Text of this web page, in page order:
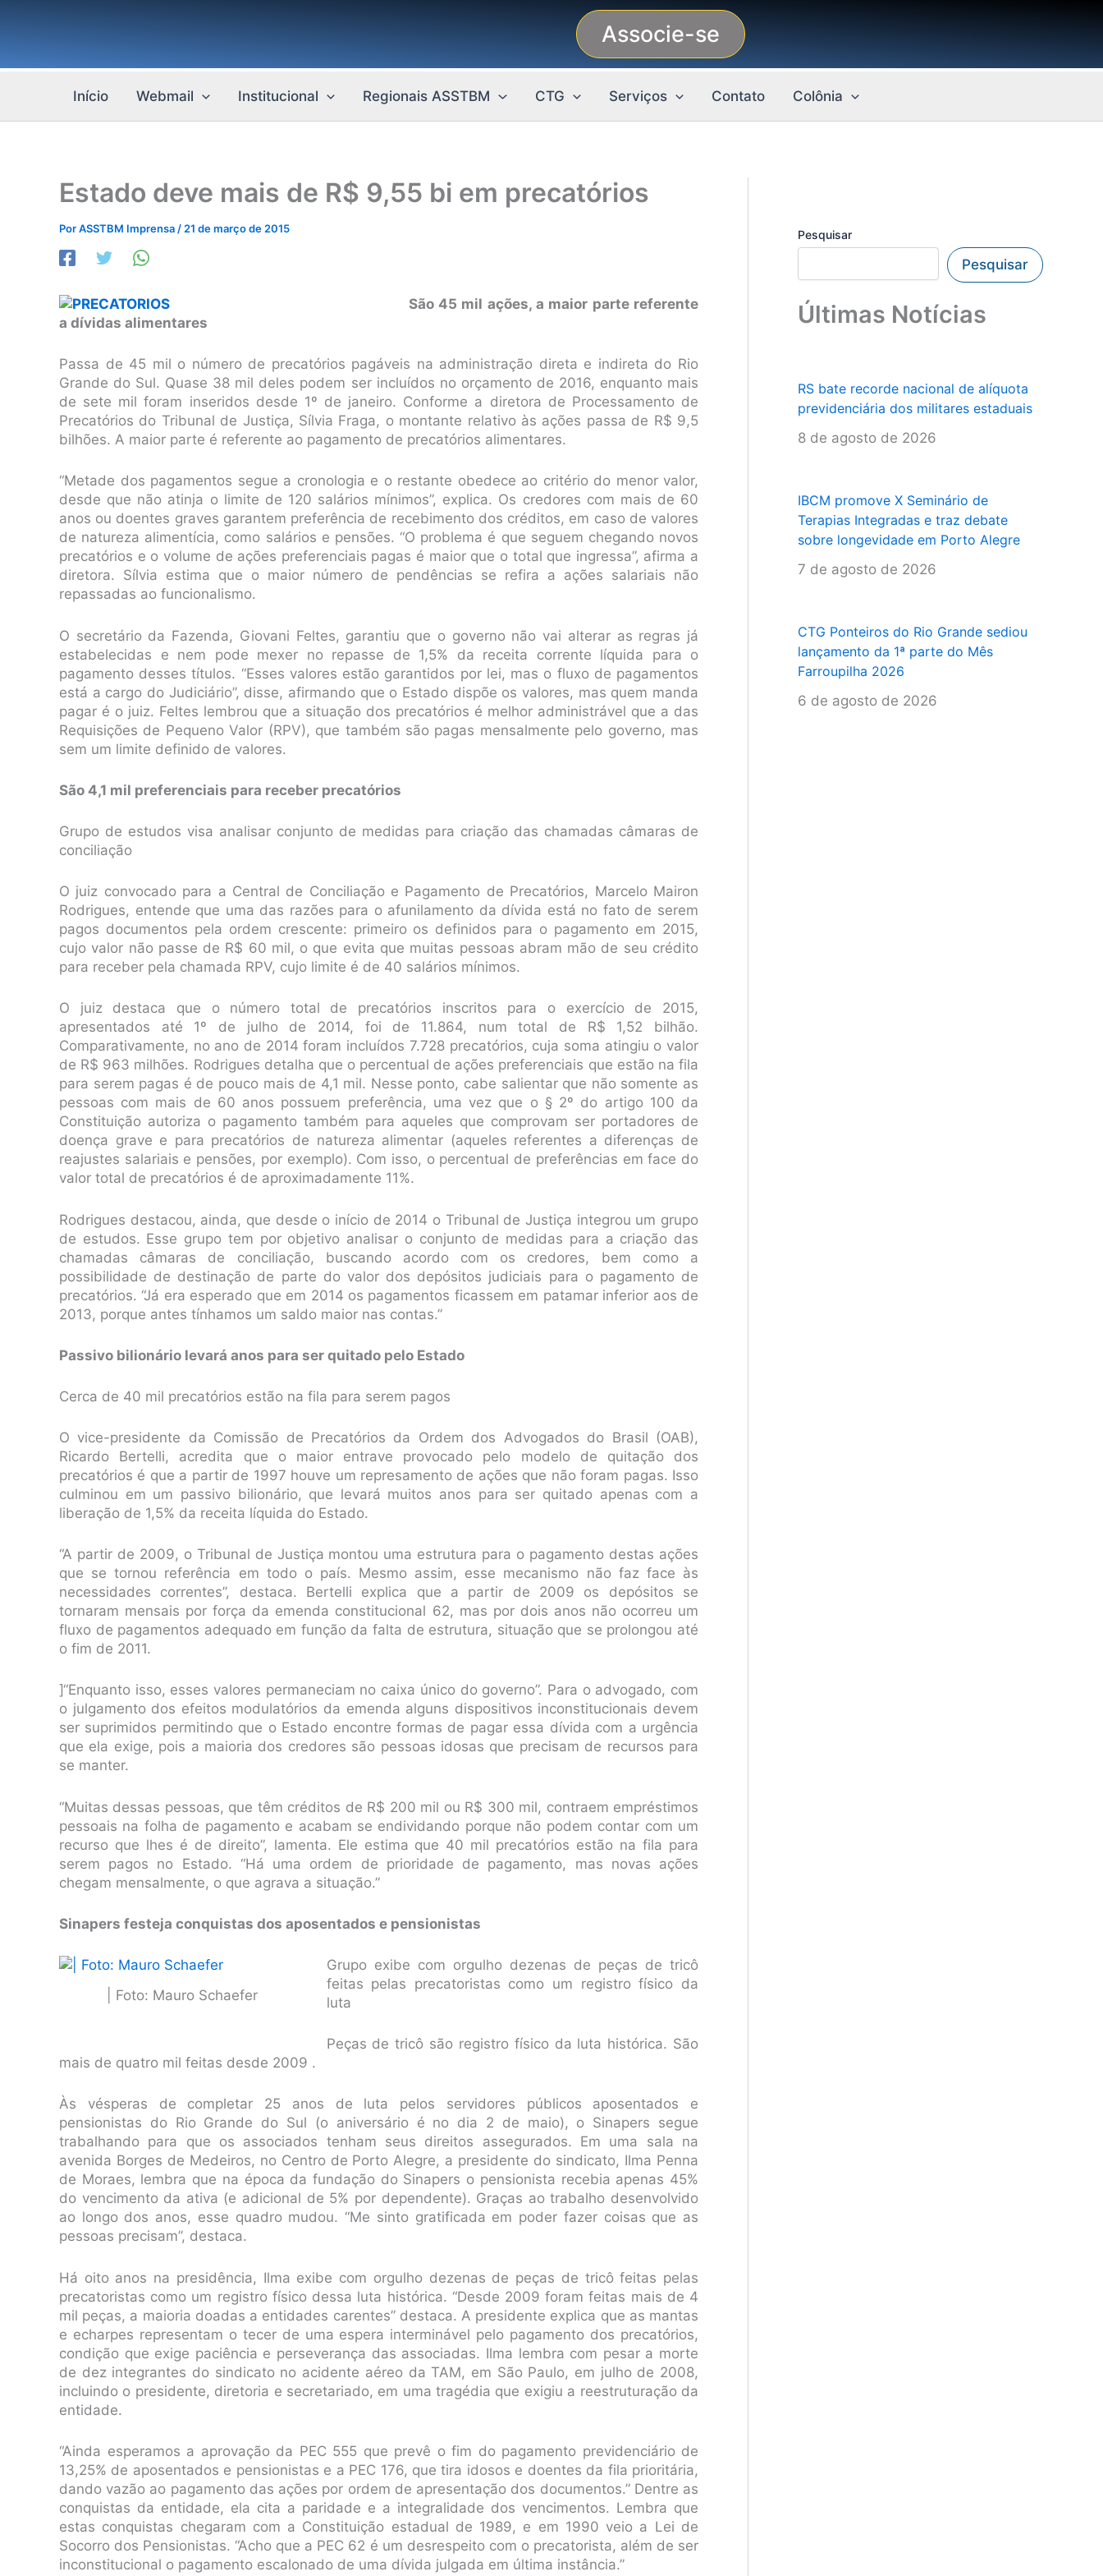
conteúdo
Associe-se
Início Webmail Institucional Regionais ASSTBM CTG Serviços Contato Colônia
Estado deve mais de R$ 9,55 bi em precatórios
PorASSTBM Imprensa / 21 de março de 2015
São 45 mil ações, a maior parte referente
a dívidas alimentares
Passa de 45 mil o número de precatórios pagáveis na administração direta e indireta do Rio
Grande do Sul. Quase 38 mil deles podem ser incluídos no orçamento de 2016, enquanto mais
de sete mil foram inseridos desde 1º de janeiro. Conforme a diretora de Processamento de
Precatórios do Tribunal de Justiça, Sílvia Fraga, o montante relativo às ações passa de R$ 9,5
bilhões. A maior parte é referente ao pagamento de precatórios alimentares.
“Metade dos pagamentos segue a cronologia e o restante obedece ao critério do menor valor,
desde que não atinja o limite de 120 salários mínimos”, explica. Os credores com mais de 60
anos ou doentes graves garantem preferência de recebimento dos créditos, em caso de valores
de natureza alimentícia, como salários e pensões. “O problema é que seguem chegando novos
precatórios e o volume de ações preferenciais pagas é maior que o total que ingressa”, afirma a
diretora. Sílvia estima que o maior número de pendências se refira a ações salariais não
repassadas ao funcionalismo.
O secretário da Fazenda, Giovani Feltes, garantiu que o governo não vai alterar as regras já
estabelecidas e nem pode mexer no repasse de 1,5% da receita corrente líquida para o
pagamento desses títulos. “Esses valores estão garantidos por lei, mas o fluxo de pagamentos
está a cargo do Judiciário”, disse, afirmando que o Estado dispõe os valores, mas quem manda
pagar é o juiz. Feltes lembrou que a situação dos precatórios é melhor administrável que a das
Requisições de Pequeno Valor (RPV), que também são pagas mensalmente pelo governo, mas
sem um limite definido de valores.
São 4,1 mil preferenciais para receber precatórios
Grupo de estudos visa analisar conjunto de medidas para criação das chamadas câmaras de
conciliação
O juiz convocado para a Central de Conciliação e Pagamento de Precatórios, Marcelo Mairon
Rodrigues, entende que uma das razões para o afunilamento da dívida está no fato de serem
pagos documentos pela ordem crescente: primeiro os definidos para o pagamento em 2015,
cujo valor não passe de R$ 60 mil, o que evita que muitas pessoas abram mão de seu crédito
para receber pela chamada RPV, cujo limite é de 40 salários mínimos.
O juiz destaca que o número total de precatórios inscritos para o exercício de 2015,
apresentados até 1º de julho de 2014, foi de 11.864, num total de R$ 1,52 bilhão.
Comparativamente, no ano de 2014 foram incluídos 7.728 precatórios, cuja soma atingiu o valor
de R$ 963 milhões. Rodrigues detalha que o percentual de ações preferenciais que estão na fila
para serem pagas é de pouco mais de 4,1 mil. Nesse ponto, cabe salientar que não somente as
pessoas com mais de 60 anos possuem preferência, uma vez que o § 2º do artigo 100 da
Constituição autoriza o pagamento também para aqueles que comprovam ser portadores de
doença grave e para precatórios de natureza alimentar (aqueles referentes a diferenças de
reajustes salariais e pensões, por exemplo). Com isso, o percentual de preferências em face do
valor total de precatórios é de aproximadamente 11%.
Rodrigues destacou, ainda, que desde o início de 2014 o Tribunal de Justiça integrou um grupo
de estudos. Esse grupo tem por objetivo analisar o conjunto de medidas para a criação das
chamadas câmaras de conciliação, buscando acordo com os credores, bem como a
possibilidade de destinação de parte do valor dos depósitos judiciais para o pagamento de
precatórios. “Já era esperado que em 2014 os pagamentos ficassem em patamar inferior aos de
2013, porque antes tínhamos um saldo maior nas contas.”
Passivo bilionário levará anos para ser quitado pelo Estado
Cerca de 40 mil precatórios estão na fila para serem pagos
O vice-presidente da Comissão de Precatórios da Ordem dos Advogados do Brasil (OAB),
Ricardo Bertelli, acredita que o maior entrave provocado pelo modelo de quitação dos
precatórios é que a partir de 1997 houve um represamento de ações que não foram pagas. Isso
culminou em um passivo bilionário, que levará muitos anos para ser quitado apenas com a
liberação de 1,5% da receita líquida do Estado.
“A partir de 2009, o Tribunal de Justiça montou uma estrutura para o pagamento destas ações
que se tornou referência em todo o país. Mesmo assim, esse mecanismo não faz face às
necessidades correntes”, destaca. Bertelli explica que a partir de 2009 os depósitos se
tornaram mensais por força da emenda constitucional 62, mas por dois anos não ocorreu um
fluxo de pagamentos adequado em função da falta de estrutura, situação que se prolongou até
o fim de 2011.
]“Enquanto isso, esses valores permaneciam no caixa único do governo”. Para o advogado, com
o julgamento dos efeitos modulatórios da emenda alguns dispositivos inconstitucionais devem
ser suprimidos permitindo que o Estado encontre formas de pagar essa dívida com a urgência
que ela exige, pois a maioria dos credores são pessoas idosas que precisam de recursos para
se manter.
“Muitas dessas pessoas, que têm créditos de R$ 200 mil ou R$ 300 mil, contraem empréstimos
pessoais na folha de pagamento e acabam se endividando porque não podem contar com um
recurso que lhes é de direito”, lamenta. Ele estima que 40 mil precatórios estão na fila para
serem pagos no Estado. “Há uma ordem de prioridade de pagamento, mas novas ações
chegam mensalmente, o que agrava a situação.”
Sinapers festeja conquistas dos aposentados e pensionistas
| Foto: Mauro Schaefer
Grupo exibe com orgulho dezenas de peças de tricô
feitas pelas precatoristas como um registro físico da
luta
Peças de tricô são registro físico da luta histórica. São
mais de quatro mil feitas desde 2009 .
Às vésperas de completar 25 anos de luta pelos servidores públicos aposentados e
pensionistas do Rio Grande do Sul (o aniversário é no dia 2 de maio), o Sinapers segue
trabalhando para que os associados tenham seus direitos assegurados. Em uma sala na
avenida Borges de Medeiros, no Centro de Porto Alegre, a presidente do sindicato, Ilma Penna
de Moraes, lembra que na época da fundação do Sinapers o pensionista recebia apenas 45%
do vencimento da ativa (e adicional de 5% por dependente). Graças ao trabalho desenvolvido
ao longo dos anos, esse quadro mudou. “Me sinto gratificada em poder fazer coisas que as
pessoas precisam”, destaca.
Há oito anos na presidência, Ilma exibe com orgulho dezenas de peças de tricô feitas pelas
precatoristas como um registro físico dessa luta histórica. “Desde 2009 foram feitas mais de 4
mil peças, a maioria doadas a entidades carentes” destaca. A presidente explica que as mantas
e echarpes representam o tecer de uma espera interminável pelo pagamento dos precatórios,
condição que exige paciência e perseverança das associadas. Ilma lembra com pesar a morte
de dez integrantes do sindicato no acidente aéreo da TAM, em São Paulo, em julho de 2008,
incluindo o presidente, diretoria e secretariado, em uma tragédia que exigiu a reestruturação da
entidade.
“Ainda esperamos a aprovação da PEC 555 que prevê o fim do pagamento previdenciário de
13,25% de aposentados e pensionistas e a PEC 176, que tira idosos e doentes da fila prioritária,
dando vazão ao pagamento das ações por ordem de apresentação dos documentos.” Dentre as
conquistas da entidade, ela cita a paridade e a integralidade dos vencimentos. Lembra que
estas conquistas chegaram com a Constituição estadual de 1989, e em 1990 veio a Lei de
Socorro dos Pensionistas. “Acho que a PEC 62 é um desrespeito com o precatorista, além de ser
inconstitucional o pagamento escalonado de uma dívida julgada em última instância.”
Pesquisar
Pesquisar
Últimas Notícias
RS bate recorde nacional de alíquota
previdenciária dos militares estaduais
8 de agosto de 2026
IBCM promove X Seminário de
Terapias Integradas e traz debate
sobre longevidade em Porto Alegre
7 de agosto de 2026
CTG Ponteiros do Rio Grande sediou
lançamento da 1ª parte do Mês
Farroupilha 2026
6 de agosto de 2026